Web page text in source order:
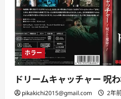
ホラー
ドリームキャッチャー 呪
pikakichi2015@gmail.com 2年